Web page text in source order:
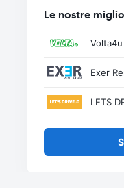
Le nostre
Volta4u
Exer
LETS